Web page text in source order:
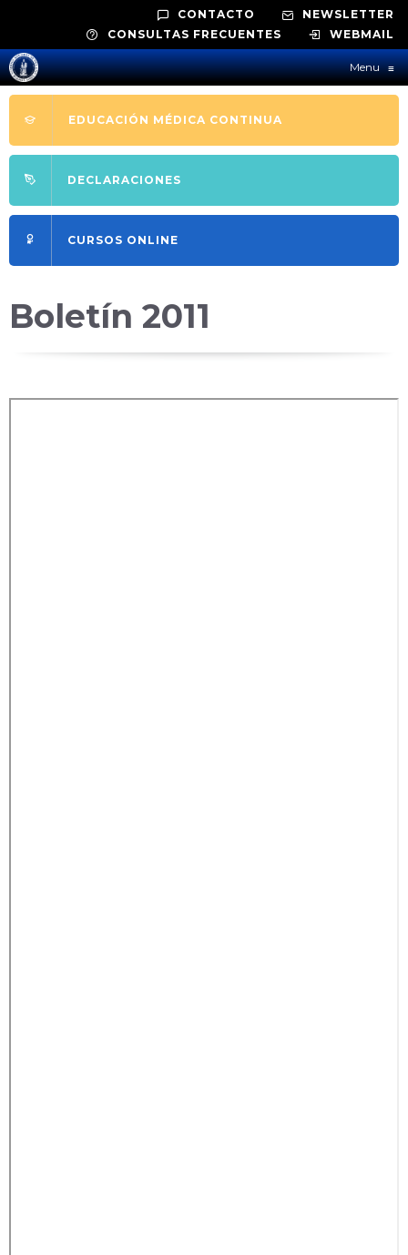
CONTACTO
NEWSLETTER
CONSULTAS FRECUENTES
WEBMAIL
Menu≡
EDUCACIÓN MÉDICA CONTINUA
DECLARACIONES
CURSOS ONLINE
Boletín 2011